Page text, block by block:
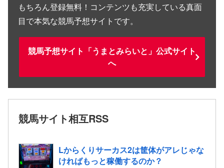
もちろん登録無料！コンテンツも充実している真面
目で本気な競馬予想サイトです。
競馬予想サイト「うまとみらいと」公式サイト
へ
競馬サイト相互RSS
Lからくりサーカス2は筐体がアレじゃな
ければもっと稼働するのか？